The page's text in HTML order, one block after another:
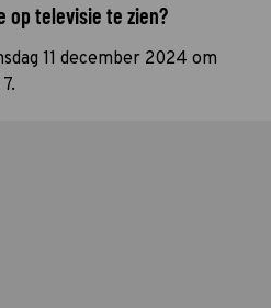
op televisie te zien?
11 december 2024 om